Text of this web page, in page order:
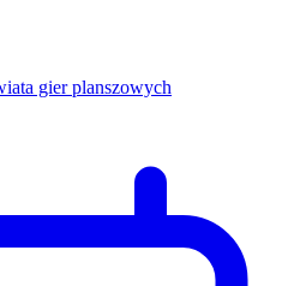
gier planszowych